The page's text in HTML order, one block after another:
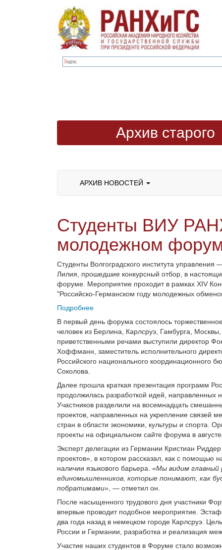
Архив старого
АРХИВ НОВОСТЕЙ
Студенты ВИУ
молодежном
Студенты Волгоградского института
Лилия, прошедшие конкурсный отбор, в
форуме. Мероприятие проходит в рамках XIV
"Российско-Германском году молодежных
Подробнее
В первый день форума состоялось
человек из Берлина, Карлсруэ, Гамбурга,
приветственными речами выступили директор
Хоффманн, заместитель исполнительного
Российского национального
Соколова.
Далее прошла краткая презентация программ
продолжилась разработкой идей, направленных
Участников разделили на восемнадцать
проектов, направленных на укрепление связей
стран в области экономики, культуры и спорта.
проекты на официальном сайте форума в
Эксперт делегации из Германии Кристиан
проектов», в котором рассказал, как с помощью
наличии языкового барьера. «Мы видим главный
единомышленников, которые понимают, как
побратимами» , — отметил он.
После насыщенного трудового дня участники
впервые проводит подобное мероприятие.
два года назад в немецком городе Карлсруэ.
России и Германии, разработка и реализация
Участие наших студентов в Форуме стало